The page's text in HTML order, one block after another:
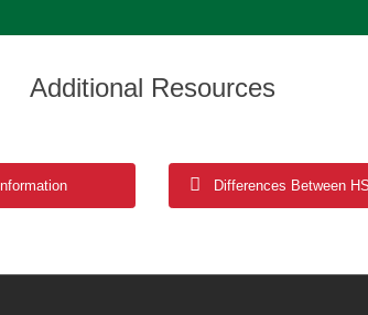
Additional Resources
Differences Between